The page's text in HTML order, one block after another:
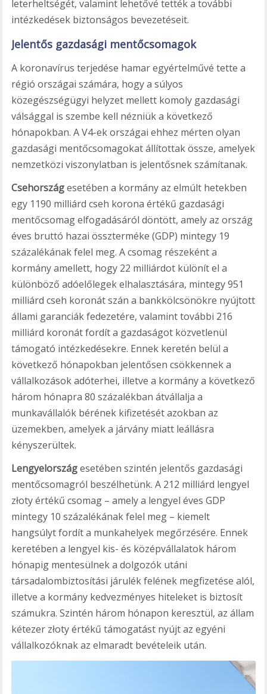
leterheltségét, valamint lehetővé tették a további
intézkedések biztonságos bevezetéseit.
Jelentős gazdasági mentőcsomagok
A koronavírus terjedése hamar egyértelművé tette a
régió országai számára, hogy a súlyos
közegészségügyi helyzet mellett komoly gazdasági
válsággal is szembe kell nézniük a következő
hónapokban. A V4-ek országai ehhez mérten olyan
gazdasági mentőcsomagokat állítottak össze, amelyek
nemzetközi viszonylatban is jelentősnek számítanak.
Csehországesetében a kormány az elmúlt hetekben
egy 1190 milliárd cseh korona értékű gazdasági
mentőcsomag elfogadásáról döntött, amely az ország
éves bruttó hazai összterméke (GDP) mintegy 19
százalékának felel meg. A csomag részeként a
kormány amellett, hogy 22 milliárdot különít el a
különböző adóelőlegek elhalasztására, mintegy 951
milliárd cseh koronát szán a bankkölcsönökre nyújtott
állami garanciák fedezetére, valamint további 216
milliárd koronát fordít a gazdaságot közvetlenül
támogató intézkedésekre. Ennek keretén belül a
következő hónapokban jelentősen csökkennek a
vállalkozások adóterhei, illetve a kormány a következő
három hónapra 80 százalékban átvállalja a
munkavállalók bérének kifizetését azokban az
üzemekben, amelyek a járvány miatt leállásra
kényszerültek.
Lengyelországesetében szintén jelentős gazdasági
mentőcsomagról beszélhetünk. A 212 milliárd lengyel
złoty értékű csomag – amely a lengyel éves GDP
mintegy 10 százalékának felel meg – kiemelt
hangsúlyt fordít a munkahelyek megőrzésére. Ennek
keretében a lengyel kis- és középvállalatok három
hónapig mentesülnek a dolgozók utáni
társadalombiztosítási járulék felének megfizetése alól,
illetve a kormány kedvezményes hiteleket is biztosít
számukra. Szintén három hónapon keresztül, az állam
kétezer złoty értékű támogatást nyújt az egyéni
vállalkozóknak az elmaradt bevételeik után.